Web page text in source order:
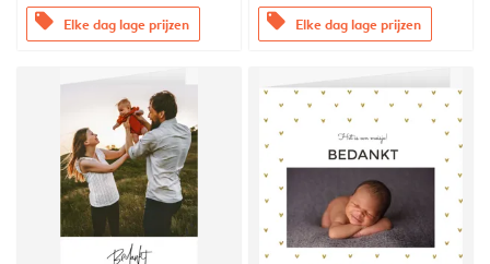
offers Elke dag lage prijzen offers Elke dag lage prijzen